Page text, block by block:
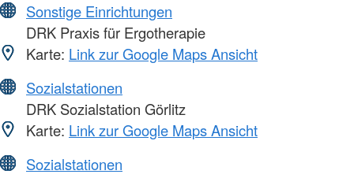
Sonstige Einrichtungen
DRK Praxis für Ergotherapie
Karte: Link zur Google Maps Ansicht
Sozialstationen
DRK Sozialstation Görlitz
Karte: Link zur Google Maps Ansicht
Sozialstationen